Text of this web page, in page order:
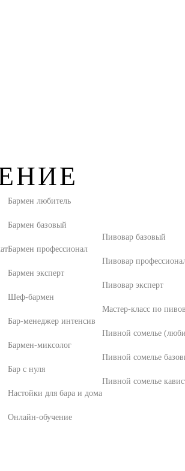
Бармен любитель
Бармен базовый
Бармен профессионал
Бармен эксперт
Шеф-бармен
Бар-менеджер интенсив
Бармен-миксолог
Бар с нуля
Настойки для бара и дома
Онлайн-обучение
Пивовар базовый
Пивовар
Пивовар эксперт
Мастер-класс по
Пивной сомелье
Пивной сомелье
Пивной сомелье